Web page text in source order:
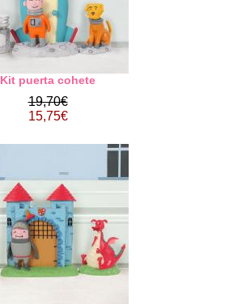
Kit puerta cohete
19,70€
15,75€